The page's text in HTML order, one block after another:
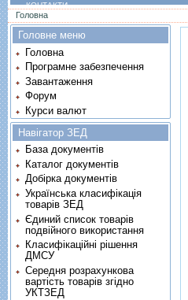
КОНТАКТИ
Ви є тут
Головна
Головне меню
Головна
Програмне забезпечення
Завантаження
Форум
Курси валют
Навігатор ЗЕД
База документів
Каталог документів
Добірка документів
Українська класифікація
товарів ЗЕД
Єдиний список товарів
подвійного використання
Класифікаційні рішення
ДМСУ
Середня розрахункова
вартість товарів згідно
УКТЗЕД